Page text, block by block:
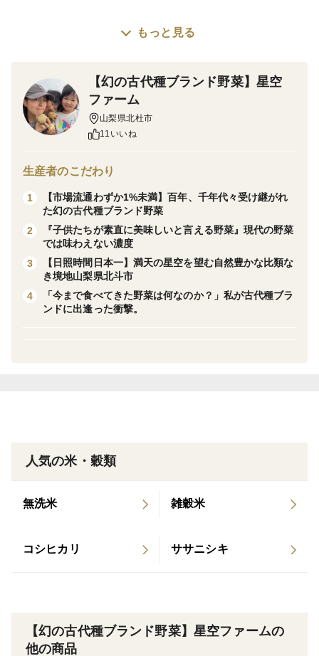
富士山、八ヶ岳、南アルプスの三つの雄大な山々に抱か
※こちらは、2026年11月下旬発送開始予定の新米商品
です
※🌾【数量限定：先着10袋のみ】のご案内となります🌾
お米は“毎日食べるもの”。
だからこそ、農薬や化学物質の心配がいらない自然栽培
米は、健康の土台を守る 最強の味方 になります。
肌が弱い子、アレルギー体質の家族、添加物を避けたい
ため、お早めのご予約をおすすめします。
家族全員のお腹も心も、そして未来の健康も支える —
当園のお野菜たちはすべて【農薬不使用】【化学肥料不
もっと見る
【幻の古代種ブランド野菜】星空
ファーム
山梨県北杜市
11いいね
生産者のこだわり
1
【市場流通わずか1%未満】百年、千年代々受け継がれ
た幻の古代種ブランド野菜
2
『子供たちが素直に美味しいと言える野菜』現代の野菜
では味わえない濃度
3
【日照時間日本一】満天の星空を望む自然豊かな比類な
き境地山梨県北斗市
4
「今まで食べてきた野菜は何なのか？」私が古代種ブラ
ンドに出逢った衝撃。
人気の米・穀類
無洗米 雑穀米
コシヒカリ ササニシキ
【幻の古代種ブランド野菜】星空ファームの
他の商品